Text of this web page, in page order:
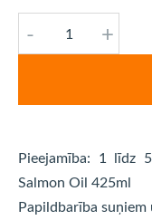
- +
Pieejamība: 1 līdz
Salmon Oil 425ml
Papildbarība suņiem